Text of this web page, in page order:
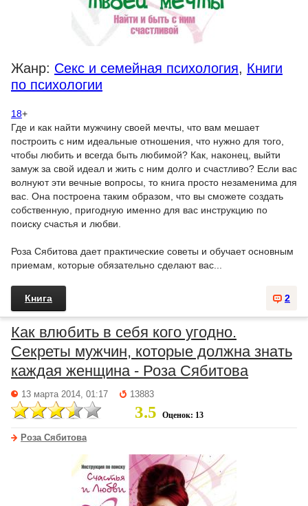
Жанр: Секс и семейная психология, Книги
по психологии
18+
Где и как найти мужчину своей мечты, что вам мешает
построить с ним идеальные отношения, что нужно для того,
чтобы любить и всегда быть любимой? Как, наконец, выйти
замуж за свой идеал и жить с ним долго и счастливо? Если вас
волнуют эти вечные вопросы, то книга просто незаменима для
вас. Она построена таким образом, что вы сможете создать
собственную, пригодную именно для вас инструкцию по
поиску счастья и любви.
Роза Сябитова дает практические советы и обучает основным
приемам, которые обязательно сделают вас...
2
Книга
Как влюбить в себя кого угодно.
Секреты мужчин, которые должна знать
каждая женщина - Роза Сябитова
13 марта 2014, 01:17 13883
3.5 Оценок: 13
Роза Сябитова